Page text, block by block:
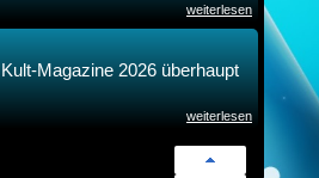
weiterlesen
Magazine 2026 überhaupt
weiterlesen